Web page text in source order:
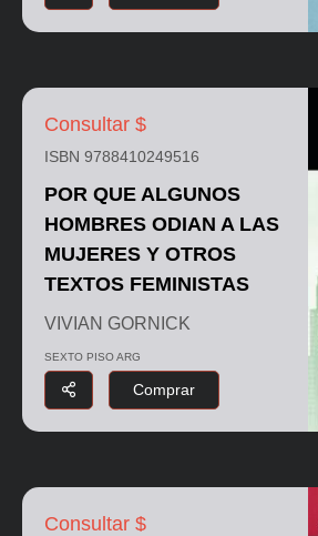
Consultar $
ISBN 9788410249516
POR QUE ALGUNOS
HOMBRES ODIAN A LAS
MUJERES Y OTROS
TEXTOS FEMINISTAS
VIVIAN GORNICK
SEXTO PISO ARG
Comprar
Consultar $